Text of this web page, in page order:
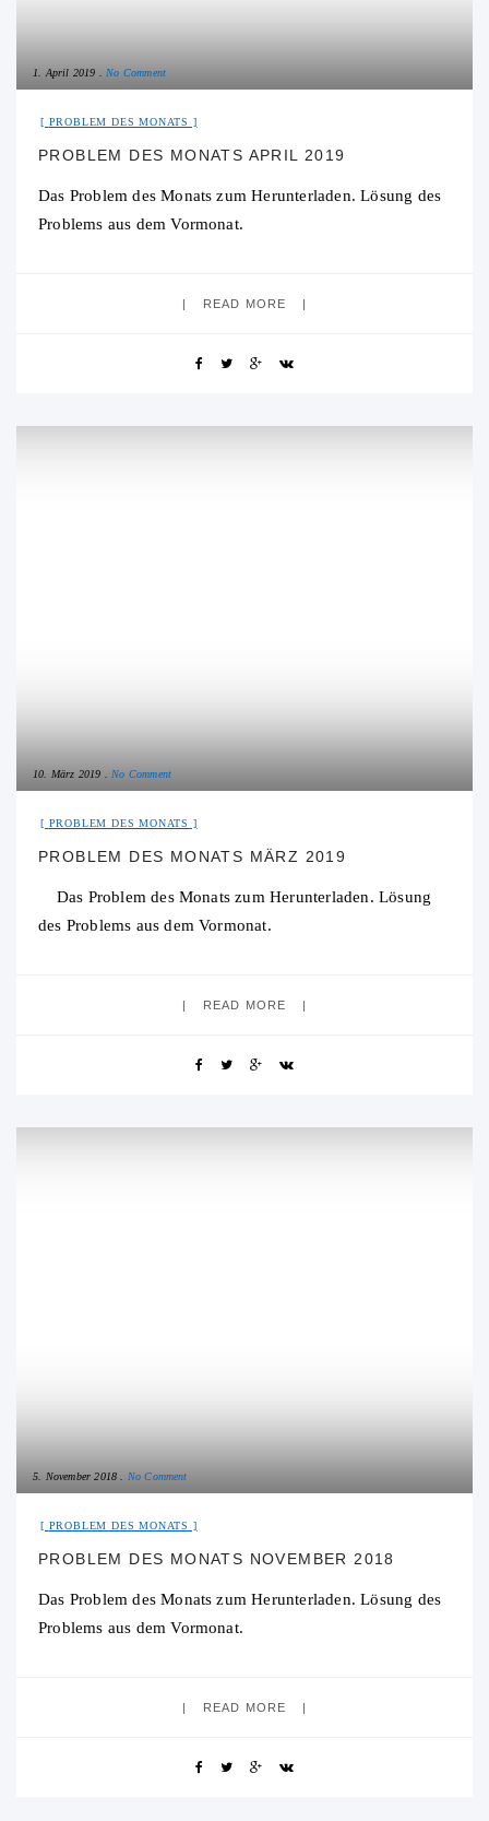
1. April 2019 No Comment
PROBLEM DES MONATS
PROBLEM DES MONATS APRIL 2019
Das Problem des Monats zum Herunterladen. Lösung des
Problems aus dem Vormonat.
READ MORE
10. März 2019 No Comment
PROBLEM DES MONATS
PROBLEM DES MONATS MÄRZ 2019
Das Problem des Monats zum Herunterladen. Lösung
des Problems aus dem Vormonat.
READ MORE
5. November 2018 No Comment
PROBLEM DES MONATS
PROBLEM DES MONATS NOVEMBER 2018
Das Problem des Monats zum Herunterladen. Lösung des
Problems aus dem Vormonat.
READ MORE